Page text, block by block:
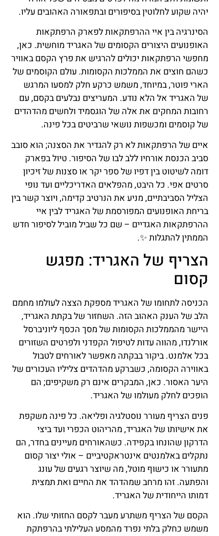
יהיה שקוע לחלוטין בסיפורים ובתפאורה האהובים עליו.
הסינרגיה בין איי ההרפתקאות לפארק הרפתקאות
האופנועים היצורים הקסומים של האגריד מוחשית. כאן,
מחפשי הרפתקאות יכולים להרגיש את פרץ הקסם באוויר
כשהם חוצים את הממלכות הקסומות. עולם הקוסמים של
הארי פוטר, במיוחד, משמש כרקע חלק למסעו המרגש
של האגריד אל הלא נודע. המעריצים נבלעים בקסם, עם
רחובות המחקים את אלה של הוגסמיד ולחשים מהדהדים
של קוסמים ומכשפות נושאי שרביטים בכל פינה.
איים של הרפתקאות לא רק להגדיר את הסצנה; הוא סובב
סביב הכנסת אורחיו ללב לבו של הסיפור. טיול בפארק
דומה לשיטוט בין דפיו של ספר יקר או סצנות של זיכיון
סרטים אפי. כל היבט, מהפלאים האדריכליים ועד נופי
הצליל הסביבתיים, מניע את הנרטיב קדימה, ויוצר קשר בין
בריחת האופנועים המפורסמת של האגריד לבין איי
ההרפתקאות האגדיים – שם כל שביל מוביל לסיפור חדש
הממתין להתגלות ✨.
הצריף של האגריד: מפגש
קסום
הכניסה לתחומו של האגריד מספקת הצצה לעולמו מחמם
הלב של הענק האהוב הזה. השחזור של בקתת האגריד,
היישר מהממלכות הקסומות של מסך הכסף ליוניברסל
אורלנדו, מהווה עדות לטיפול הקפדני ולפרטים השזורים
בכל אלמנט. ביקור בבקתה מאפשר לאורחים לטבול
באווירה הקסומה, כשברקע מהדהדים צליליו העכורים של
היער האסור. כאן, המבקרים אינם רק משקיפים; הם
הופכים לחלק מעולמו של האגריד.
פנים הצריף מעורר נוסטלגיה ופליאה. כל פינה משקפת
את אישיותו של האגריד, מהריהוט הכפרי ועד ביצי
הדרקון שהונחו בקפידה. כשהאורחים מעיינים בחדר, הם
נתקלים באלמנטים אינטראקטיביים – אולי יצור קסום
מתעורר או כישוף מוטל, מה שיוצר רגעים של עונג
והפתעה. זהו מרחב שמהדהד את החיים ואת תמצית
דמותו הייחודית של האגריד.
הקסם של הצריף משתרע מעבר לקסם החזותי שלו. הוא
משמש כחלק בלתי נפרד מהמסע העלילתי בהרפתקת